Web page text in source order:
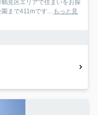
見区エリアで住まいをお探
まで411mです... もっと見